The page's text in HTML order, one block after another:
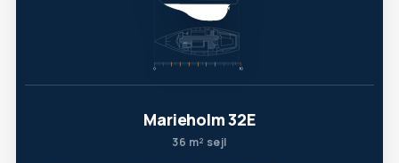
Marieholm 32E
36 m² sejl